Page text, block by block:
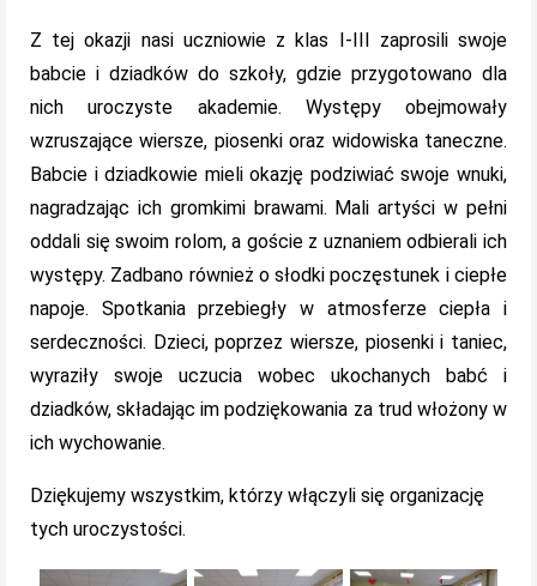
Z tej okazji nasi uczniowie z klas I-III zaprosili swoje
babcie i dziadków do szkoły, gdzie przygotowano dla
nich uroczyste akademie. Występy obejmowały
wzruszające wiersze, piosenki oraz widowiska taneczne.
Babcie i dziadkowie mieli okazję podziwiać swoje wnuki,
nagradzając ich gromkimi brawami. Mali artyści w pełni
oddali się swoim rolom, a goście z uznaniem odbierali ich
występy. Zadbano również o słodki poczęstunek i ciepłe
napoje. Spotkania przebiegły w atmosferze ciepła i
serdeczności. Dzieci, poprzez wiersze, piosenki i taniec,
wyraziły swoje uczucia wobec ukochanych babć i
dziadków, składając im podziękowania za trud włożony w
ich wychowanie.
Dziękujemy wszystkim, którzy włączyli się organizację
tych uroczystości.